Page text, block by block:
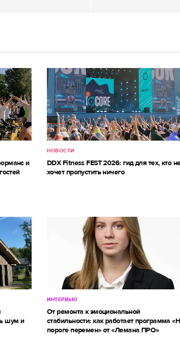
и
НОВОСТИ
DDX Fitness FEST 2026: гид для тех, кто
хочет пропустить ничего
шум и
ИНТЕРВЬЮ
От ремонта к эмоциональной
стабильности: как работает программа
пороге перемен» от «Лемана ПРО»